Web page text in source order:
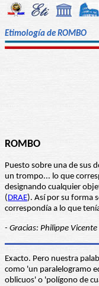
Etimología de ROMBO
ROMBO
Puesto sobre una de sus
un trompo... lo que
designando cualquier
(DRAE). Así por su forma
correspondía a lo que
- Gracias: Philippe Vicente
Exacto. Pero nuestra
como 'un paralelogramo
oblicuos' o 'polígono de